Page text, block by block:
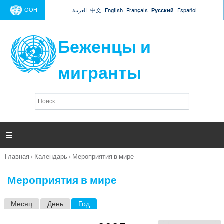
Jump to navigation
ООН العربية 中文 English Français Русский Español
Беженцы и
мигранты
п
и

Вы
Главная › Календарь › Мероприятия в мире
Мероприятия в мире
Месяц День Год